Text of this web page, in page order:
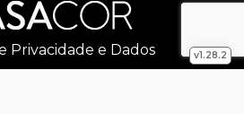
Privacidade e Dados v1.28.2